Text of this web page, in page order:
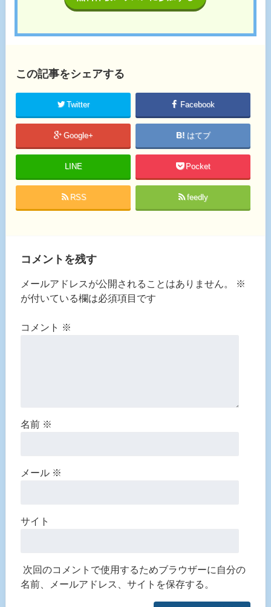
この記事をシェアする
Twitter Facebook
Google+ はてブ
LINE Pocket
RSS feedly
コメントを残す
メールアドレスが公開されることはありません。
※
が付いている欄は必須項目です
コメント ※
名前 ※
メール ※
サイト
次回のコメントで使用するためブラウザーに自分の
名前、メールアドレス、サイトを保存する。